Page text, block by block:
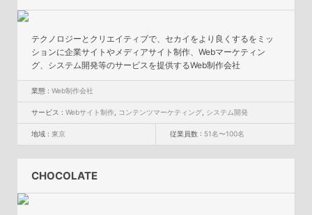
テクノロジーとクリエイティブで、セカイをより良くするをミッ
ションに企業サイトやメディアサイト制作、Webマーケティン
グ、システム開発等のサービスを提供するWeb制作会社
業態 :Web制作会社
サービス :Webサイト制作 コンテンツマーケティング システム開発
地域 :東京 従業員数 : 51名〜100名
CHOCOLATE